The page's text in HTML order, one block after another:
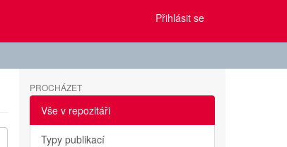
Přihlásit se
PROCHÁZET
Vše v repozitáři
Typy publikací